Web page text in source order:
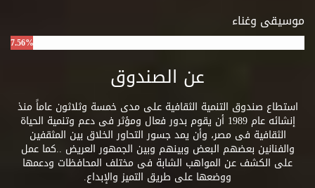
موسيقى وغناء
7.56%
عن الصندوق
استطاع صندوق التنمية الثقافية على مدى خمسة وثلاثون عاماً منذ
إنشائه عام 1989 أن يقوم بدور فعال ومؤثر فى دعم وتنمية الحياة
الثقافية فى مصر، وأن يمد جسور التحاور الخلاق بين المثقفين
والفنانين بعضهم البعض وبينهم وبين الجمهور العريض ..كما عمل
على الكشف عن المواهب الشابة فى مختلف المحافظات ودعمها
ووضعها على طريق التميز والإبداع.